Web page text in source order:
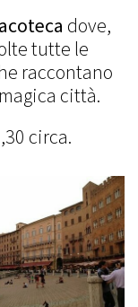
dove,
tutte le
raccontano
città.
circa.